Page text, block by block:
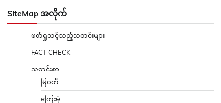
SiteMap အလိုက်
ဖတ်ရှုသင့်သည့်သတင်းများ
FACT CHECK
သတင်းစာ
မြဝတီ
ကြေးမုံ